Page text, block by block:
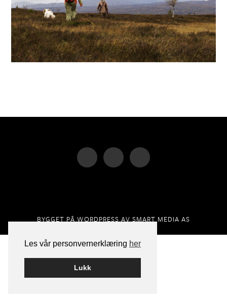
Les vår personvernerklæring her
Lukk
BYGGET PÅ WORDPRESS AV SMART MEDIA AS